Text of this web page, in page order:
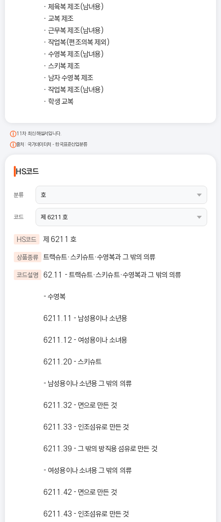
체육복 제조(남녀용)
교복 제조
근무복 제조(남녀용)
작업복(편조의복 제외)
수영복 제조(남녀용)
스키복 제조
남자 수영복 제조
작업복 제조(남녀용)
학생 교복
11차 최신 해설서입니다.
출처: 국가데이터처 - 한국표준산업분류
HS코드
분류
코드
HS코드 제 6211 호
상품종류 트랙슈트ㆍ스키슈트ㆍ수영복과 그 밖의 의류
코드설명 62.11 - 트랙슈트ㆍ스키슈트ㆍ수영복과 그 밖의 의류
- 수영복
6211.11 - 남성용이나 소년용
6211.12 - 여성용이나 소녀용
6211.20 - 스키슈트
- 남성용이나 소년용 그 밖의 의류
6211.32 - 면으로 만든 것
6211.33 - 인조섬유로 만든 것
6211.39 - 그 밖의 방직용 섬유로 만든 것
- 여성용이나 소녀용 그 밖의 의류
6211.42 - 면으로 만든 것
6211.43 - 인조섬유로 만든 것